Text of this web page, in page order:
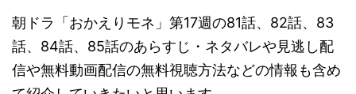
朝ドラ「おかえりモネ」第17週の81話、82話、83
話、84話、85話のあらすじ・ネタバレや見逃し配
信や無料動画配信の無料視聴方法などの情報も含め